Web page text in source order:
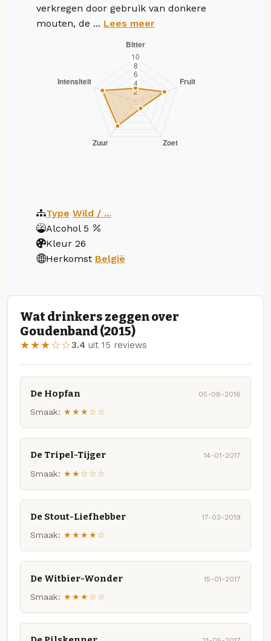
verkregen door gebruik van donkere
mouten, de ... Lees meer
Type Wild / ...
Alcohol 5
Kleur 26
Herkomst België
Wat drinkers zeggen over
Goudenband (2015)
★★★☆☆3.4 uit 15 reviews
De Hopfan 05-08-2016
Smaak: ★★★☆☆
De Tripel-Tijger 14-01-2017
Smaak: ★★☆☆☆
De Stout-Liefhebber 17-03-2019
Smaak: ★★★★☆
De Witbier-Wonder 15-01-2017
Smaak: ★★★☆☆